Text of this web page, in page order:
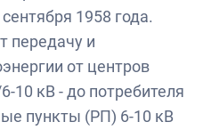
1958 года.
передачу и
от центров
10 кВ - до потребителя
пункты (РП) 6-10 кВ